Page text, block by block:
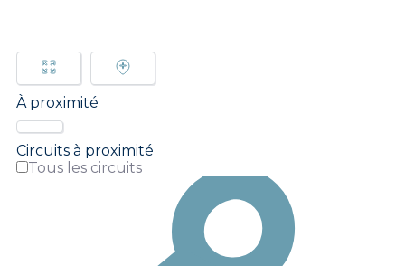
À proximité
Circuits à proximité
Tous les circuits